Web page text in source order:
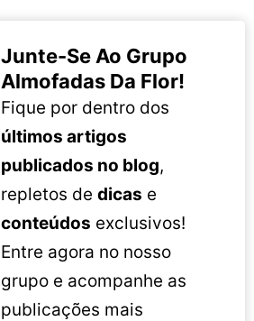
Junte-Se Ao Grupo
Almofadas Da Flor!
Fique por dentro dos
últimos artigos
publicados no blog,
repletos dedicas e
conteúdos exclusivos!
Entre agora no nosso
grupo e acompanhe as
publicações mais